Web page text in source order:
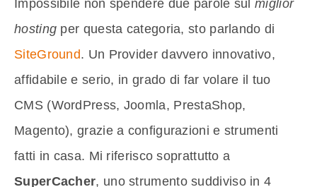
Impossibile non spendere due parole sul miglior
hosting per questa categoria, sto parlando di
SiteGround. Un Provider davvero innovativo,
affidabile e serio, in grado di far volare il tuo
CMS (WordPress, Joomla, PrestaShop,
Magento), grazie a configurazioni e strumenti
fatti in casa. Mi riferisco soprattutto a
SuperCacher, uno strumento suddiviso in 4